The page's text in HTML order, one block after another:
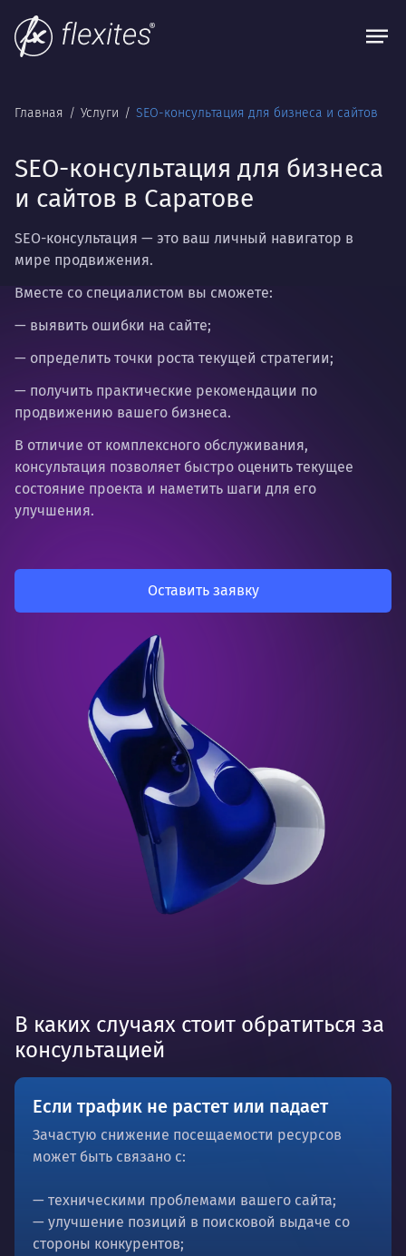
Главная Услуги SEO-консультация для бизнеса и сайтов
SEO-консультация для бизнеса
и сайтов в Саратове
SEO-консультация — это ваш личный навигатор в
мире продвижения.
Вместе со специалистом вы сможете:
— выявить ошибки на сайте;
— определить точки роста текущей стратегии;
— получить практические рекомендации по
продвижению вашего бизнеса.
В отличие от комплексного обслуживания,
консультация позволяет быстро оценить текущее
состояние проекта и наметить шаги для его
улучшения.
Оставить заявку
В каких случаях стоит обратиться за
консультацией
Если трафик не растет или падает
Зачастую снижение посещаемости ресурсов
может быть связано с:
— техническими проблемами вашего сайта;
— улучшение позиций в поисковой выдаче со
стороны конкурентов;